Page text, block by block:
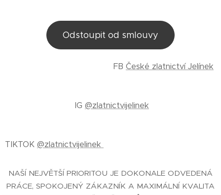
Odstoupit od smlouvy
FB České zlatnictví Jelínek
IG @zlatnictvijelinek
TIKTOK @zlatnictvijelinek
NAŠÍ NEJVĚTŠÍ PRIORITOU JE DOKONALE ODVEDENÁ
PRÁCE, SPOKOJENÝ ZÁKAZNÍK A MAXIMÁLNÍ KVALITA